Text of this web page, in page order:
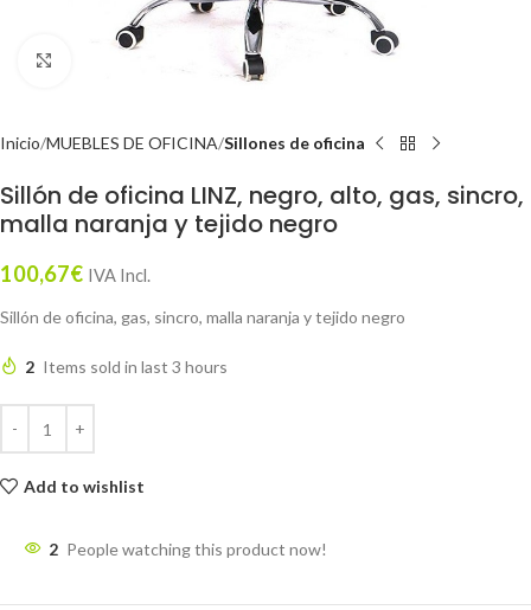
Inicio MUEBLES DE OFICINA Sillones de oficina
Sillón de oficina LINZ, negro, alto, gas, sincro,
malla naranja y tejido negro
100,67€ IVA Incl.
Sillón de oficina, gas, sincro, malla naranja y tejido negro
2 Items sold in last 3 hours
Add to wishlist
2 People watching this product now!